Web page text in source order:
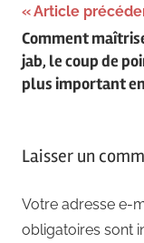
de
l’article
Article
Comment
jab, le coup de
plus important
Laisser un
Votre adresse e-
obligatoires sont